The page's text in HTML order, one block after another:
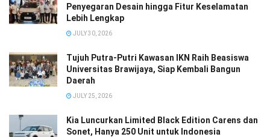
Penyegaran Desain hingga Fitur Keselamatan
Lebih Lengkap
JULY 30, 2026
Tujuh Putra-Putri Kawasan IKN Raih Beasiswa
Universitas Brawijaya, Siap Kembali Bangun
Daerah
JULY 25, 2026
Kia Luncurkan Limited Black Edition Carens dan
Sonet, Hanya 250 Unit untuk Indonesia